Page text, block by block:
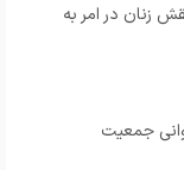
زنان در امر به
جمعیت